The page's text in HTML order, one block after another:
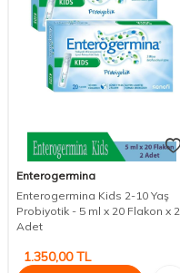
Enterogermina
Enterogermina Kids 2-10 Yaş
Probiyotik - 5 ml x 20 Flakon x 2
Adet
1.350,00TL